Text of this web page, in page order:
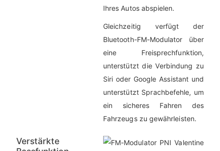
Ihres Autos abspielen.
Gleichzeitig verfügt der
Bluetooth-FM-Modulator über
eine Freisprechfunktion,
unterstützt die Verbindung zu
Siri oder Google Assistant und
unterstützt Sprachbefehle, um
ein sicheres Fahren des
Fahrzeugs zu gewährleisten.
Verstärkte